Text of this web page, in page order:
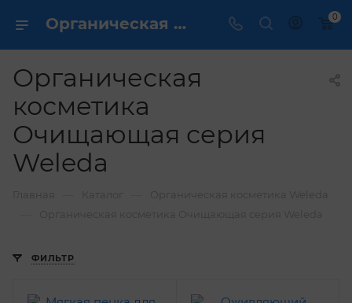
Органическая косметика Очищающая серия Weleda 🍀 купить в интернет магазине ✔️ 0
Органическая
косметика
Очищающая серия
Weleda
ФИЛЬТР